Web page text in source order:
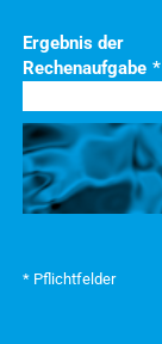
Ergebnis der
Rechenaufgabe *
* Pflichtfelder